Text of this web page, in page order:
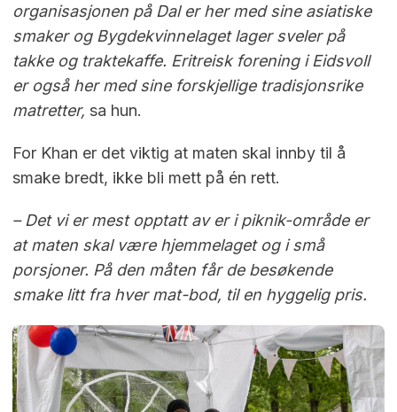
organisasjonen på Dal er her med sine asiatiske
smaker og Bygdekvinnelaget lager sveler på
takke og traktekaffe. Eritreisk forening i Eidsvoll
er også her med sine forskjellige tradisjonsrike
matretter, sa hun.
For Khan er det viktig at maten skal innby til å
smake bredt, ikke bli mett på én rett.
– Det vi er mest opptatt av er i piknik-område er
at maten skal være hjemmelaget og i små
porsjoner. På den måten får de besøkende
smake litt fra hver mat-bod, til en hyggelig pris.